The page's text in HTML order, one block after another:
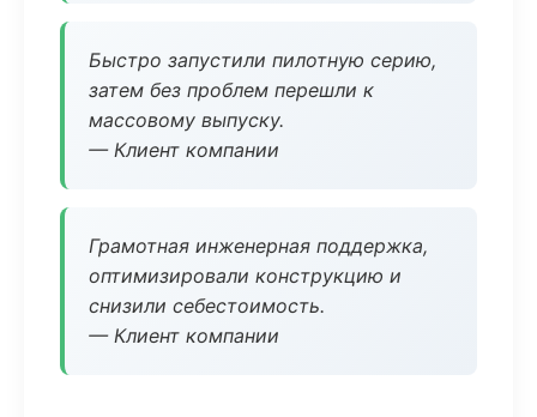
Быстро запустили пилотную серию,
затем без проблем перешли к
массовому выпуску.
— Клиент компании
Грамотная инженерная поддержка,
оптимизировали конструкцию и
снизили себестоимость.
— Клиент компании